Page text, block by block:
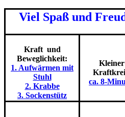
Viel Spaß und
Kraft und
Beweglichkeit:
1. Aufwärmen mit
Stuhl
2. Krabbe
3. Sockenstütz
Kleiner
ca. 8-